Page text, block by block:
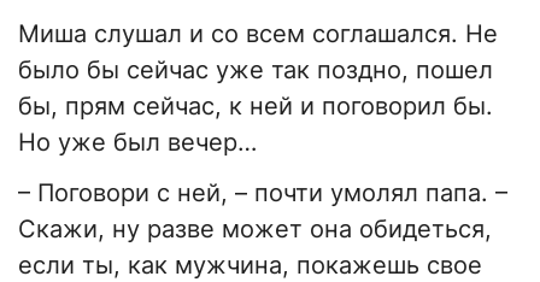
Миша слушал и со всем соглашался. Не
было бы сейчас уже так поздно, пошел
бы, прям сейчас, к ней и поговорил бы.
Но уже был вечер…
– Поговори с ней, – почти умолял папа. –
Скажи, ну разве может она обидеться,
если ты, как мужчина, покажешь свое